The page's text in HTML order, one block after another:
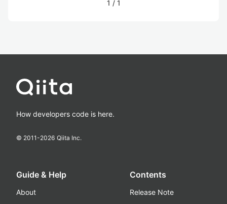
1 / 1
How developers code is here.
© 2011-2026 Qiita Inc.
Guide & Help
About
Contents
Release Note